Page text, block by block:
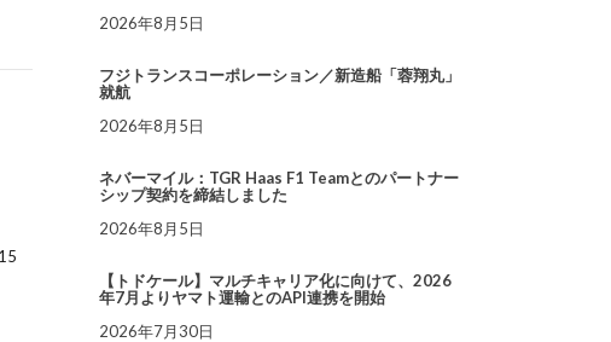
2026年8月5日
フジトランスコーポレーション／新造船「蓉翔丸」
就航
2026年8月5日
ネバーマイル：TGR Haas F1 Teamとのパートナー
シップ契約を締結しました
2026年8月5日
【トドケール】マルチキャリア化に向けて、2026
年7月よりヤマト運輸とのAPI連携を開始
2026年7月30日